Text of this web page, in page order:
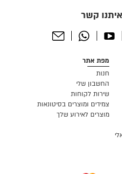
קשר
Youtube
Whatsapp
Send
מפת אתר
חנות
החשבון שלי
שירות לקוחות
צמידים ומוצרים בסיטונאות
מוצרים לאירוע שלך